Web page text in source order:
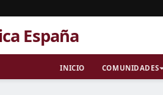
España
INICIO COMUNIDADES